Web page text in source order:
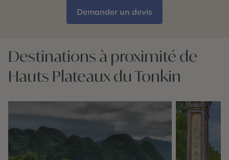
Demander un devis
Destinations à proximité de
Hauts Plateaux du Tonkin